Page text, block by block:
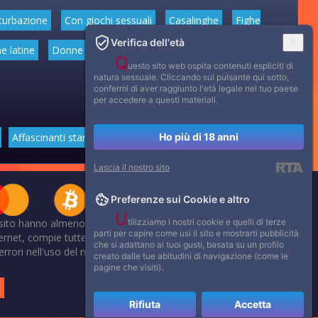
Con giochi sessuali Casalinghe Fighe
latine Donne mature Donne anziane Feticismo dei
Affascinanti star dello sport
hanno almeno 18 anni.
compie tutte le opportune verifiche al fine di accertarne il
nell'uso del materiale riservato, scriveteci: provvederemo
Verifica dell'età
Questo sito web ospita contenuti espliciti di
natura sessuale. Cliccando sul pulsante qui sotto,
confermi di aver raggiunto l'età legale nel tuo paese
per accedere a questi materiali.
Ho più di 18 anni
Lascia il nostro sito
Preferenze sui Cookie e altro
Utilizziamo i nostri cookie e quelli di terze
parti per capire come usi il sito e mostrarti pubblicità
che si adattano ai tuoi gusti, basata su un profilo
creato dalle tue abitudini di navigazione (come le
pagine che visiti).
Rifiuta Accetta